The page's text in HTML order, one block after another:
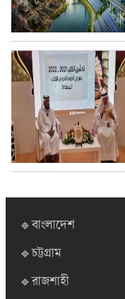
🔹বাংলাদেশ
🔹চট্টগ্রাম
🔹রাজশাহী